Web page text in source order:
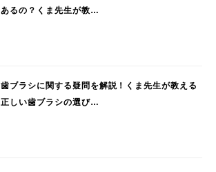
あるの？くま先生が教…
歯ブラシに関する疑問を解説！くま先生が教える
正しい歯ブラシの選び…